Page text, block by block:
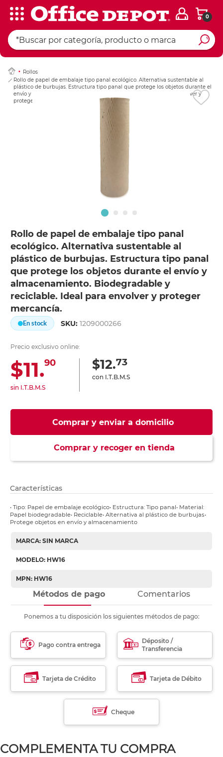
0
Rollos
Rollo de papel de embalaje tipo panal ecológico. Alternativa sustentable al
plástico de burbujas. Estructura tipo panal que protege los objetos durante el
envío y almacenamiento. Biodegradable y reciclable. Ideal para envolver y
proteger mercancía.
Rollo de papel de embalaje tipo panal
ecológico. Alternativa sustentable al
plástico de burbujas. Estructura tipo panal
que protege los objetos durante el envío y
almacenamiento. Biodegradable y
reciclable. Ideal para envolver y proteger
mercancía.
En stock SKU:1209000266
Precio exclusivo online:
$11.90
sin I.T.B.M.S
$12.73
con I.T.B.M.S
Comprar y enviar a domicilio
Comprar y recoger en tienda
Ingresar Codigo
Características
• Tipo: Papel de embalaje ecológico• Estructura: Tipo panal• Material:
Papel biodegradable• Reciclable• Alternativa al plástico de burbujas•
Protege objetos en envío y almacenamiento
MARCA: SIN MARCA
MODELO: HW16
MPN: HW16
Métodos de pago Comentarios
Ponemos a tu disposición los siguientes métodos de pago:
Pago contra entrega
Déposito /
Transferencia
Tarjeta de Crédito Tarjeta de Débito
Cheque
COMPLEMENTA TU COMPRA